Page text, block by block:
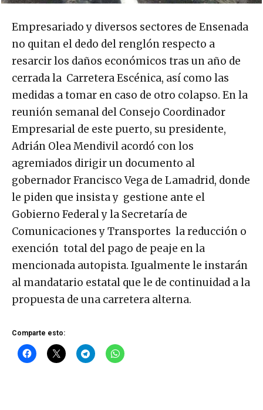
Empresariado y diversos sectores de Ensenada
no quitan el dedo del renglón respecto a
resarcir los daños económicos tras un año de
cerrada la Carretera Escénica, así como las
medidas a tomar en caso de otro colapso. En la
reunión semanal del Consejo Coordinador
Empresarial de este puerto, su presidente,
Adrián Olea Mendivil acordó con los
agremiados dirigir un documento al
gobernador Francisco Vega de Lamadrid, donde
le piden que insista y gestione ante el
Gobierno Federal y la Secretaría de
Comunicaciones y Transportes la reducción o
exención total del pago de peaje en la
mencionada autopista. Igualmente le instarán
al mandatario estatal que le de continuidad a la
propuesta de una carretera alterna.
Comparte esto: